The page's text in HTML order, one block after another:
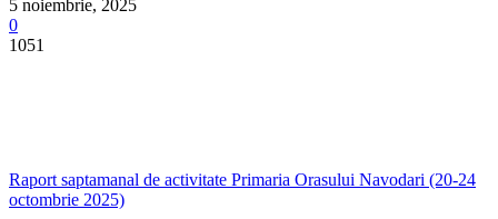
5 noiembrie, 2025
0
1051
Raport saptamanal de activitate Primaria Orasului Navodari (20-24
octombrie 2025)